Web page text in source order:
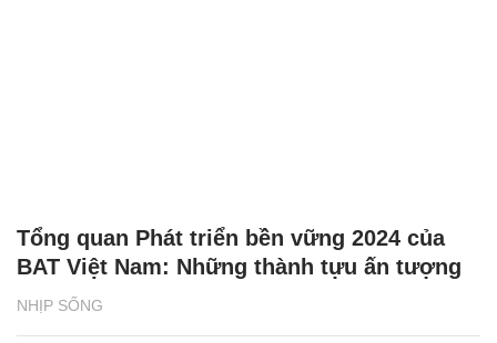
NHỊP SỐNG
Tổng quan Phát triển bền vững 2024 của
BAT Việt Nam: Những thành tựu ấn tượng